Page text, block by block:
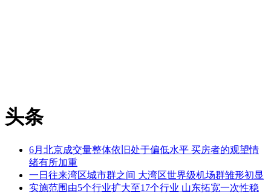
头条
6月北京成交量整体依旧处于偏低水平 买房者的观望情
绪有所加重
一日往来湾区城市群之间 大湾区世界级机场群雏形初显
实施范围由5个行业扩大至17个行业 山东拓宽一次性稳